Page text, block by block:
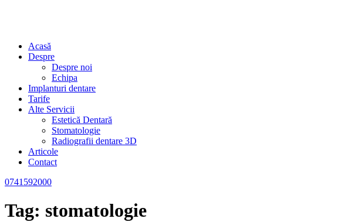
Acasă
Despre
Despre noi
Echipa
Implanturi dentare
Tarife
Alte Servicii
Estetică Dentară
Stomatologie
Radiografii dentare 3D
Articole
Contact
0741592000
Tag: stomatologie